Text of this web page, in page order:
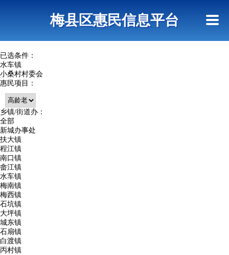
查询指引梅县区惠民信息平台
已选条件：
水车镇
小桑村村委会
惠民项目：
乡镇/街道办：
全部
新城办事处
扶大镇
程江镇
南口镇
畲江镇
水车镇
梅南镇
梅西镇
石坑镇
大坪镇
城东镇
石扇镇
白渡镇
丙村镇